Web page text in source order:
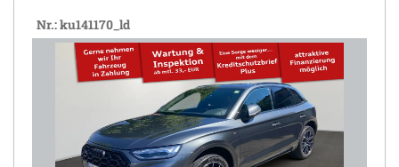
Nr.: ku141170_ld